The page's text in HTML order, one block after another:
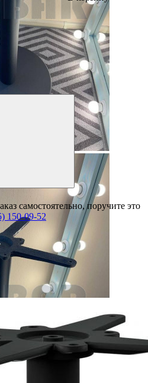
самостоятельно, поручите это
150-09-52